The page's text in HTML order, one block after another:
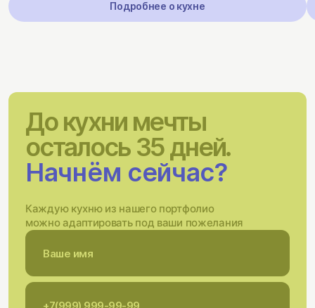
Подробнее о кухне
До кухни мечты
осталось 35 дней.
Начнём сейчас?
Каждую кухню из нашего портфолио
можно адаптировать под ваши пожелания